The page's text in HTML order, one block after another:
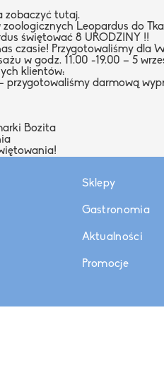
zobaczyć tutaj.
zoologicznych Leopardus do
świętować 8 URODZINY !!
czasie! Przygotowaliśmy dla
w godz. 11.00 -19.00 – 5
klientów:
przygotowaliśmy darmową
Bozita
Sklepy
Gastronomia
Aktualności
Promocje